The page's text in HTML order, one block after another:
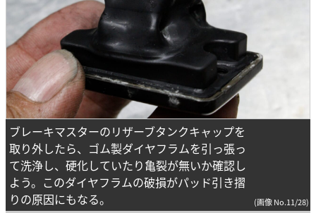
ブレーキマスターのリザーブタンクキャップを
取り外したら、ゴム製ダイヤフラムを引っ張っ
て洗浄し、硬化していたり亀裂が無いか確認し
よう。このダイヤフラムの破損がパッド引き摺
りの原因にもなる。
(画像 No.11/28)